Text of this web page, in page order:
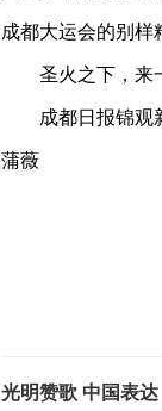
成都大运会的别样
圣火之下，来
成都日报锦观
蒲薇
光明赞歌 中国表达